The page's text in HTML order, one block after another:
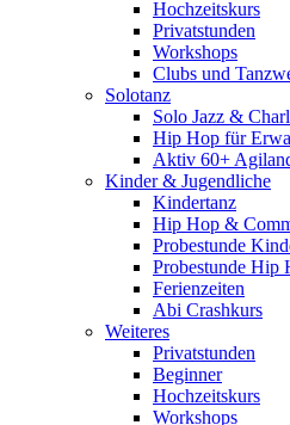
Hochzeitskurs
Privatstunden
Workshops
Clubs und
Solotanz
Solo Jazz &
Hip Hop für
Aktiv 60+
Kinder & Jugendliche
Kindertanz
Hip Hop &
Probestunde
Probestunde Hip
Ferienzeiten
Abi Crashkurs
Weiteres
Privatstunden
Beginner
Hochzeitskurs
Workshops